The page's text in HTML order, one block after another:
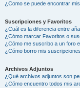
¿Como se puede encontrar
Suscripciones y Favoritos
¿Cuál es la diferencia entre
¿Cómo marcar Favoritos o
¿Cómo me suscribo a un foro
¿Cómo borro mis
Archivos Adjuntos
¿Qué archivos adjuntos son
¿Cómo encuentro todos mis